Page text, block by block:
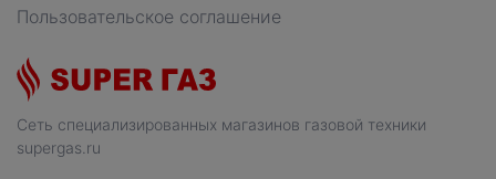
Сеть специализированных магазинов газовой техники
supergas.ru
Пользовательское соглашение